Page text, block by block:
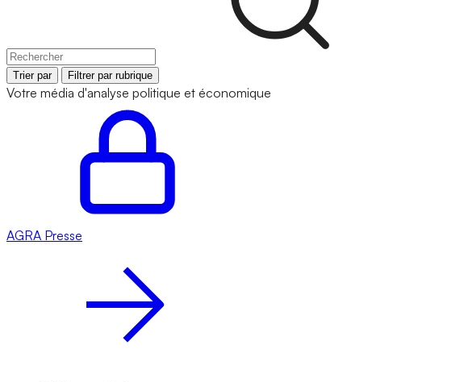
Trier par Filtrer par rubrique
Votre média d'analyse politique et économique
AGRA Presse